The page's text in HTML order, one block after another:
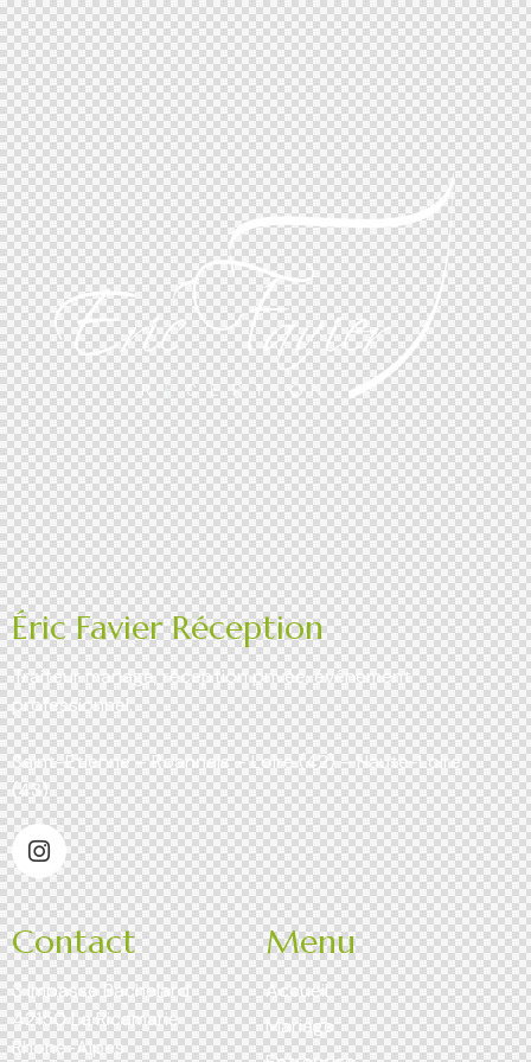
Éric Favier Réception
Traiteur mariage, réception privée, événement
professionnel.
Saint-Étienne – Roannais – Loire (42) – Haute-Loire
(43)
Contact
3 Impasse Bachelard
42150 La Ricamarie
Rhone-Alpes
Menu
Accueil
Mariage